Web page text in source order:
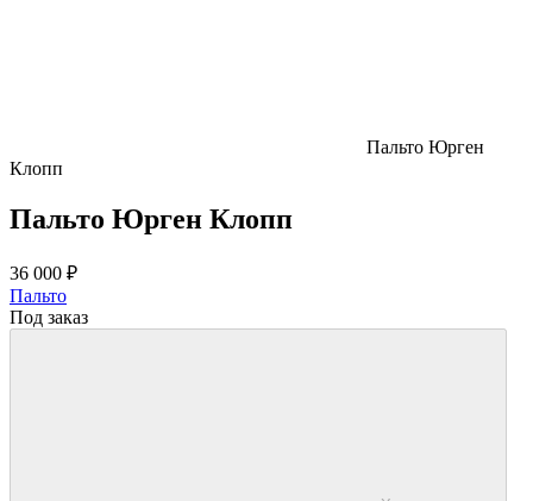
Пальто Юрген
Клопп
Пальто Юрген Клопп
36 000 ₽
Пальто
Под заказ